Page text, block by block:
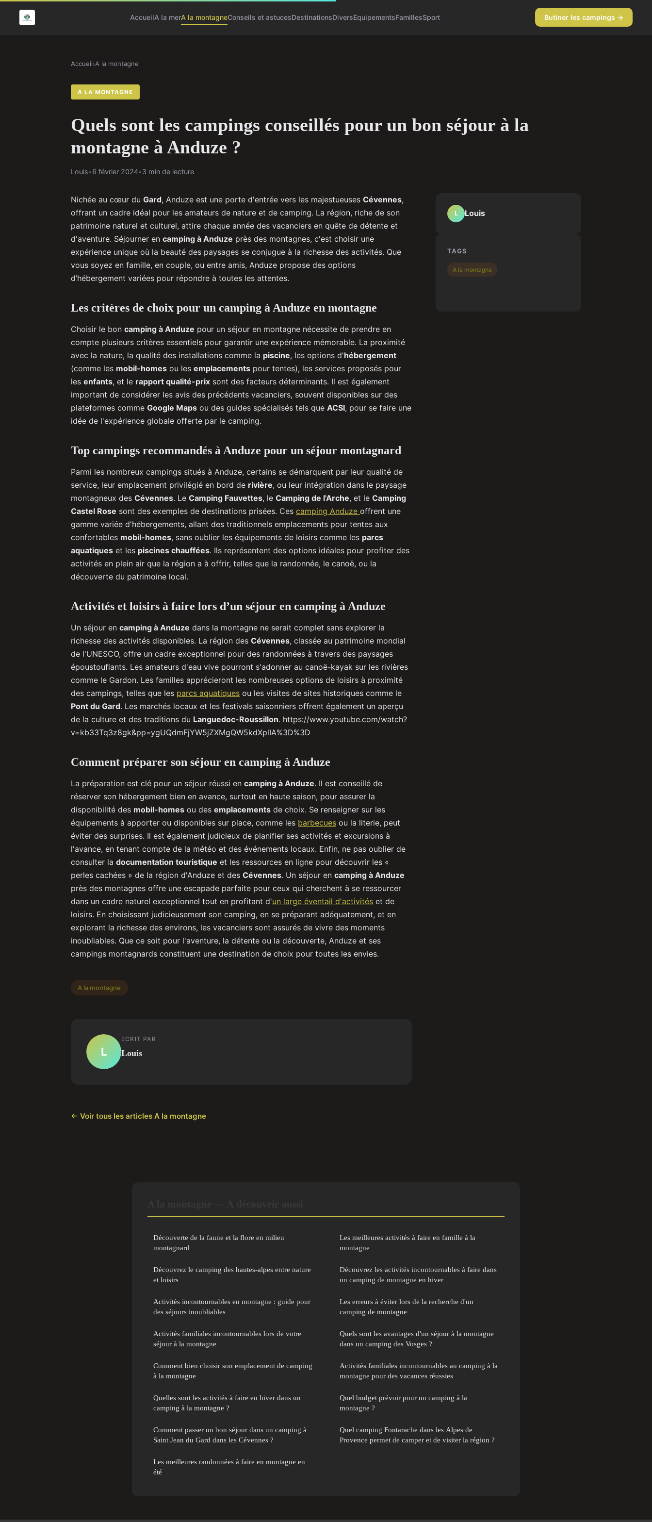
AccueilA la merA la montagneConseils et astucesDestinationsDiversEquipementsFamillesSport Butiner les campings →
Accueil›A la montagne
A LA MONTAGNE
Quels sont les campings conseillés pour un bon séjour à la
montagne à Anduze ?
Louis•6 février 2024•3 min de lecture
Nichée au cœur du Gard, Anduze est une porte d'entrée vers les majestueuses Cévennes,
offrant un cadre idéal pour les amateurs de nature et de camping. La région, riche de son
patrimoine naturel et culturel, attire chaque année des vacanciers en quête de détente et
d'aventure. Séjourner en camping à Anduze près des montagnes, c'est choisir une
expérience unique où la beauté des paysages se conjugue à la richesse des activités. Que
vous soyez en famille, en couple, ou entre amis, Anduze propose des options
d’hébergement variées pour répondre à toutes les attentes.
Les critères de choix pour un camping à Anduze en montagne
Choisir le bon camping à Anduze pour un séjour en montagne nécessite de prendre en
compte plusieurs critères essentiels pour garantir une expérience mémorable. La proximité
avec la nature, la qualité des installations comme la piscine, les options d'hébergement
(comme les mobil-homes ou les emplacements pour tentes), les services proposés pour
les enfants, et le rapport qualité-prix sont des facteurs déterminants. Il est également
important de considérer les avis des précédents vacanciers, souvent disponibles sur des
plateformes comme Google Maps ou des guides spécialisés tels que ACSI, pour se faire une
idée de l'expérience globale offerte par le camping.
Top campings recommandés à Anduze pour un séjour montagnard
Parmi les nombreux campings situés à Anduze, certains se démarquent par leur qualité de
service, leur emplacement privilégié en bord de rivière, ou leur intégration dans le paysage
montagneux des Cévennes. Le Camping Fauvettes, le Camping de l'Arche, et le Camping
Castel Rose sont des exemples de destinations prisées. Ces camping Anduze offrent une
gamme variée d'hébergements, allant des traditionnels emplacements pour tentes aux
confortables mobil-homes, sans oublier les équipements de loisirs comme les parcs
aquatiques et les piscines chauffées. Ils représentent des options idéales pour profiter des
activités en plein air que la région a à offrir, telles que la randonnée, le canoë, ou la
découverte du patrimoine local.
Activités et loisirs à faire lors d’un séjour en camping à Anduze
Un séjour en camping à Anduze dans la montagne ne serait complet sans explorer la
richesse des activités disponibles. La région des Cévennes, classée au patrimoine mondial
de l'UNESCO, offre un cadre exceptionnel pour des randonnées à travers des paysages
époustouflants. Les amateurs d'eau vive pourront s'adonner au canoë-kayak sur les rivières
comme le Gardon. Les familles apprécieront les nombreuses options de loisirs à proximité
des campings, telles que les parcs aquatiques ou les visites de sites historiques comme le
Pont du Gard. Les marchés locaux et les festivals saisonniers offrent également un aperçu
de la culture et des traditions du Languedoc-Roussillon. https://www.youtube.com/watch?
v=kb33Tq3z8gk&pp=ygUQdmFjYW5jZXMgQW5kdXplIA%3D%3D
Comment préparer son séjour en camping à Anduze
La préparation est clé pour un séjour réussi en camping à Anduze. Il est conseillé de
réserver son hébergement bien en avance, surtout en haute saison, pour assurer la
disponibilité des mobil-homes ou des emplacements de choix. Se renseigner sur les
équipements à apporter ou disponibles sur place, comme les barbecues ou la literie, peut
éviter des surprises. Il est également judicieux de planifier ses activités et excursions à
l'avance, en tenant compte de la météo et des événements locaux. Enfin, ne pas oublier de
consulter la documentation touristique et les ressources en ligne pour découvrir les «
perles cachées » de la région d'Anduze et des Cévennes. Un séjour en camping à Anduze
près des montagnes offre une escapade parfaite pour ceux qui cherchent à se ressourcer
dans un cadre naturel exceptionnel tout en profitant d'un large éventail d'activités et de
loisirs. En choisissant judicieusement son camping, en se préparant adéquatement, et en
explorant la richesse des environs, les vacanciers sont assurés de vivre des moments
inoubliables. Que ce soit pour l'aventure, la détente ou la découverte, Anduze et ses
campings montagnards constituent une destination de choix pour toutes les envies.
A la montagne
L
ECRIT PAR
Louis
← Voir tous les articles A la montagne
L Louis
TAGS
A la montagne
Découverte de la faune et la flore en milieu
montagnard
Découvrez le camping des hautes-alpes entre nature
et loisirs
Activités incontournables en montagne : guide pour
des séjours inoubliables
Activités familiales incontournables lors de votre
séjour à la montagne
Comment bien choisir son emplacement de camping
à la montagne
Quelles sont les activités à faire en hiver dans un
camping à la montagne ?
Comment passer un bon séjour dans un camping à
Saint Jean du Gard dans les Cévennes ?
Les meilleures randonnées à faire en montagne en
été
Les meilleures activités à faire en famille à la
montagne
Découvrez les activités incontournables à faire dans
un camping de montagne en hiver
Les erreurs à éviter lors de la recherche d'un
camping de montagne
Quels sont les avantages d'un séjour à la montagne
dans un camping des Vosges ?
Activités familiales incontournables au camping à la
montagne pour des vacances réussies
Quel budget prévoir pour un camping à la
montagne ?
Quel camping Fontarache dans les Alpes de
Provence permet de camper et de visiter la région ?